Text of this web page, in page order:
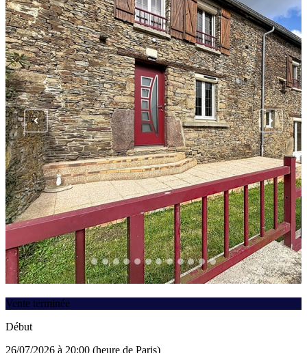
Vente terminée
Début
26/07/2026 à 20:00 (heure de Paris)